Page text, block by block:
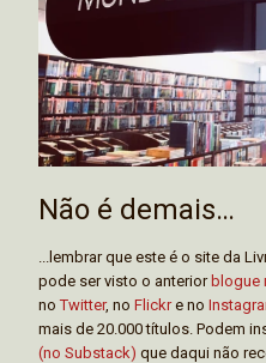
Não é demais…
...lembrar que este é o site da
pode ser visto o anterior blogue
noTwitter, no Flickre no
mais de 20.000 títulos. Podem
(no Substack) que daqui não